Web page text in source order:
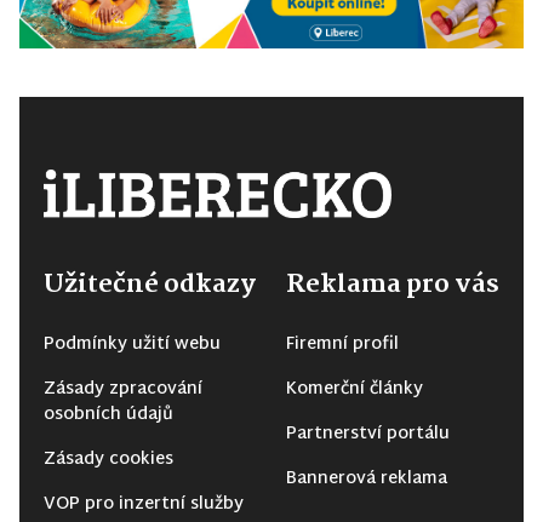
Užitečné odkazy
Podmínky užití webu
Zásady zpracování
osobních údajů
Zásady cookies
VOP pro inzertní služby
Reklama pro vás
Firemní profil
Komerční články
Partnerství portálu
Bannerová reklama